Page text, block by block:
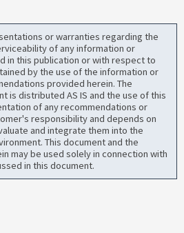
or warranties regarding the
of any information or
in this publication or with respect to
by the use of the information or
provided herein. The
is distributed AS IS and the use of this
of any recommendations or
responsibility and depends on
and integrate them into the
This document and the
may be used solely in connection with
in this document.